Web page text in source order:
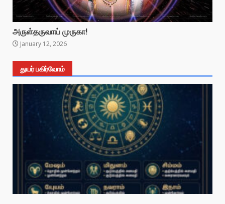
அருள்தருவாய் முருகா!
January 12, 2026
துயர் பகிர்வோம்